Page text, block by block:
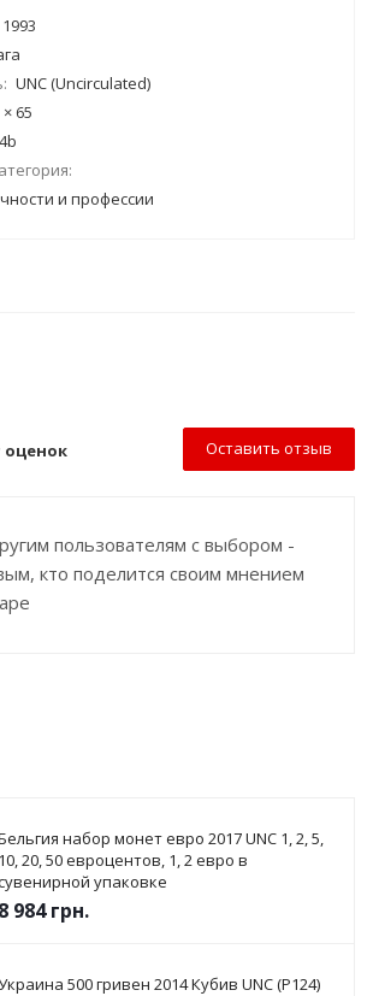
1993
UNC (Uncirculated)
65
и профессии
оценок Оставить отзыв
пользователям с выбором -
кто поделится своим мнением
набор монет евро 2017 UNC 1, 2, 5,
10, 20, 50 евроцентов, 1, 2 евро в
упаковке
8 984грн.
500 гривен 2014 Кубив UNC (P124)